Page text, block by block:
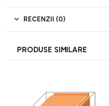
RECENZII (0)
PRODUSE SIMILARE